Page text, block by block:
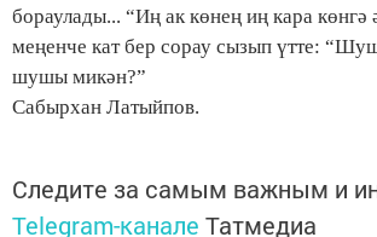
бораулады... “Иң ак көнең иң кара
меңенче кат бер сорау сызып үтте:
шушы микән?”
Сабырхан Латыйпов.
Следите за самым важным и
Telegram-канале Татмедиа